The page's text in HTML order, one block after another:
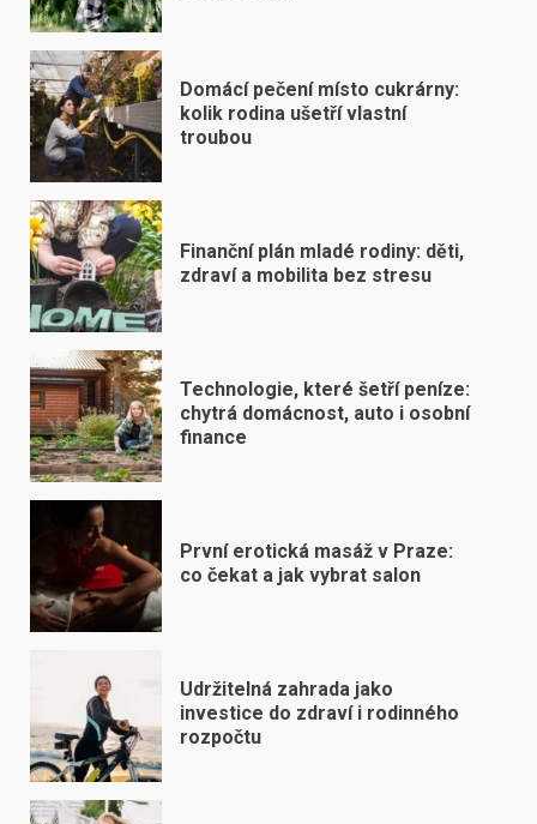
Domácí pečení místo cukrárny:
kolik rodina ušetří vlastní
troubou
Finanční plán mladé rodiny: děti,
zdraví a mobilita bez stresu
Technologie, které šetří peníze:
chytrá domácnost, auto i osobní
finance
První erotická masáž v Praze:
co čekat a jak vybrat salon
Udržitelná zahrada jako
investice do zdraví i rodinného
rozpočtu